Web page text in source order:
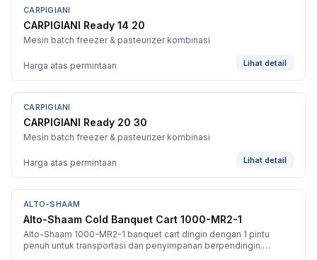
CARPIGIANI
CARPIGIANI Ready 14 20
Mesin batch freezer & pasteurizer kombinasi
Harga atas permintaan Lihat detail
CARPIGIANI
CARPIGIANI Ready 20 30
Mesin batch freezer & pasteurizer kombinasi
Harga atas permintaan Lihat detail
BARU
ALTO-SHAAM
Alto-Shaam Cold Banquet Cart 1000-MR2-1
Alto-Shaam 1000-MR2-1 banquet cart dingin dengan 1 pintu
penuh untuk transportasi dan penyimpanan berpendingin.